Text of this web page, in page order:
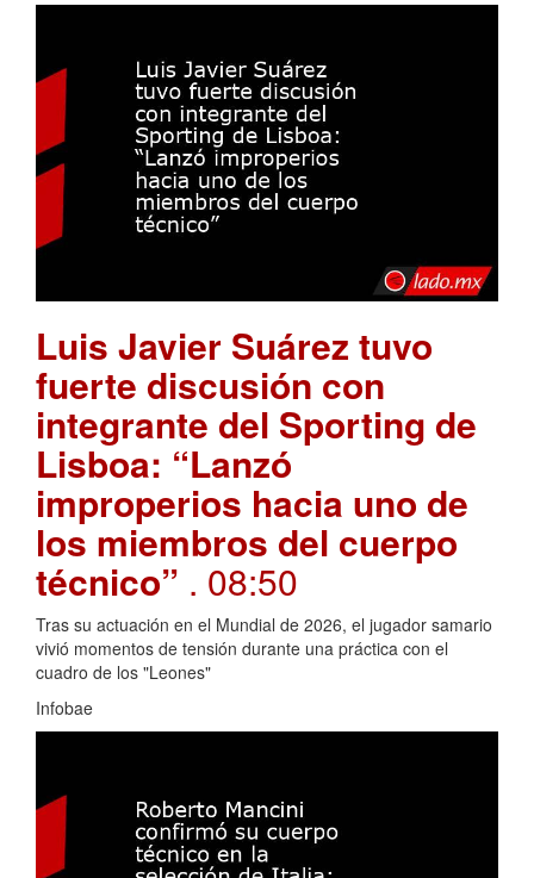
Luis Javier Suárez tuvo
fuerte discusión con
integrante del Sporting de
Lisboa: “Lanzó
improperios hacia uno de
los miembros del cuerpo
técnico” . 08:50
Tras su actuación en el Mundial de 2026, el jugador samario
vivió momentos de tensión durante una práctica con el
cuadro de los "Leones"
Infobae